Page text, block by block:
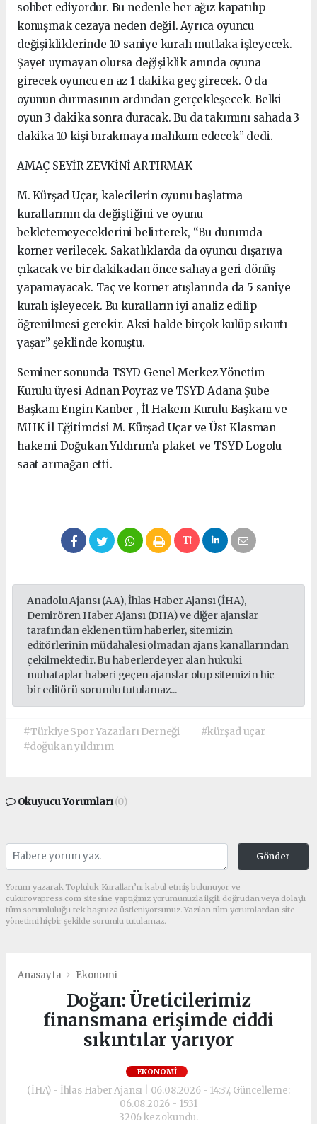
sohbet ediyordur. Bu nedenle her ağız kapatılıp
konuşmak cezaya neden değil. Ayrıca oyuncu
değişikliklerinde 10 saniye kuralı mutlaka işleyecek.
Şayet uymayan olursa değişiklik anında oyuna
girecek oyuncu en az 1 dakika geç girecek. O da
oyunun durmasının ardından gerçekleşecek. Belki
oyun 3 dakika sonra duracak. Bu da takımını sahada 3
dakika 10 kişi bırakmaya mahkum edecek” dedi.
AMAÇ SEYİR ZEVKİNİ ARTIRMAK
M. Kürşad Uçar, kalecilerin oyunu başlatma
kurallarının da değiştiğini ve oyunu
bekletemeyeceklerini belirterek, “Bu durumda
korner verilecek. Sakatlıklarda da oyuncu dışarıya
çıkacak ve bir dakikadan önce sahaya geri dönüş
yapamayacak. Taç ve korner atışlarında da 5 saniye
kuralı işleyecek. Bu kuralların iyi analiz edilip
öğrenilmesi gerekir. Aksi halde birçok kulüp sıkıntı
yaşar” şeklinde konuştu.
Seminer sonunda TSYD Genel Merkez Yönetim
Kurulu üyesi Adnan Poyraz ve TSYD Adana Şube
Başkanı Engin Kanber , İl Hakem Kurulu Başkanı ve
MHK İl Eğitimcisi M. Kürşad Uçar ve Üst Klasman
hakemi Doğukan Yıldırım’a plaket ve TSYD Logolu
saat armağan etti.
Anadolu Ajansı (AA), İhlas Haber Ajansı (İHA),
Demirören Haber Ajansı (DHA) ve diğer ajanslar
tarafından eklenen tüm haberler, sitemizin
editörlerinin müdahalesi olmadan ajans kanallarından
çekilmektedir. Bu haberlerde yer alan hukuki
muhataplar haberi geçen ajanslar olup sitemizin hiç
bir editörü sorumlu tutulamaz...
#Türkiye Spor Yazarları Derneği
#kürşad uçar
#doğukan yıldırım
Okuyucu Yorumları(0)
Gönder
Yorum yazarak Topluluk Kuralları’nı kabul etmiş bulunuyor ve
cukurovapress.com sitesine yaptığınız yorumunuzla ilgili doğrudan veya dolaylı
tüm sorumluluğu tek başınıza üstleniyorsunuz. Yazılan tüm yorumlardan site
yönetimi hiçbir şekilde sorumlu tutulamaz.
Anasayfa Ekonomi
Doğan: Üreticilerimiz
finansmana erişimde ciddi
sıkıntılar yarıyor
EKONOMI
(İHA) - İhlas Haber Ajansı | 06.08.2026 - 14:37, Güncelleme:
06.08.2026 - 15:31
3206 kez okundu.